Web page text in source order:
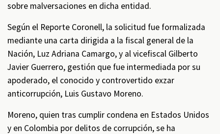
sobre malversaciones en dicha entidad.
Según el Reporte Coronell, la solicitud fue formalizada
mediante una carta dirigida a la fiscal general de la
Nación, Luz Adriana Camargo, y al vicefiscal Gilberto
Javier Guerrero, gestión que fue intermediada por su
apoderado, el conocido y controvertido exzar
anticorrupción, Luis Gustavo Moreno.
Moreno, quien tras cumplir condena en Estados Unidos
y en Colombia por delitos de corrupción, se ha